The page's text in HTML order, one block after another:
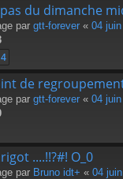
du dimanche
par gtt-forever « 04
4
de
par gtt-forever « 04
....!!?#! O_0
par Bruno idt+ « 04